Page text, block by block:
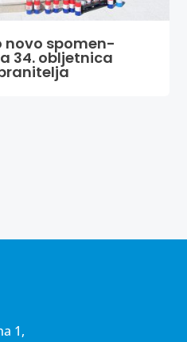
novo spomen-
34. obljetnica
1,